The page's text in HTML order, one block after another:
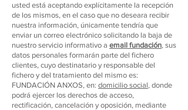
usted está aceptando explícitamente la recepción
de los mismos, en el caso que no deseara recibir
nuestra información, únicamente tendría que
enviar un correo electrónico solicitando la baja de
nuestro servicio informativo a email fundación, sus
datos personales formarán parte del fichero
clientes, cuyo destinatario y responsable del
fichero y del tratamiento del mismo es:
FUNDACIÓN ANXOS, en: domicilio social, donde
podrá ejercer los derechos de acceso,
rectificación, cancelación y oposición, mediante